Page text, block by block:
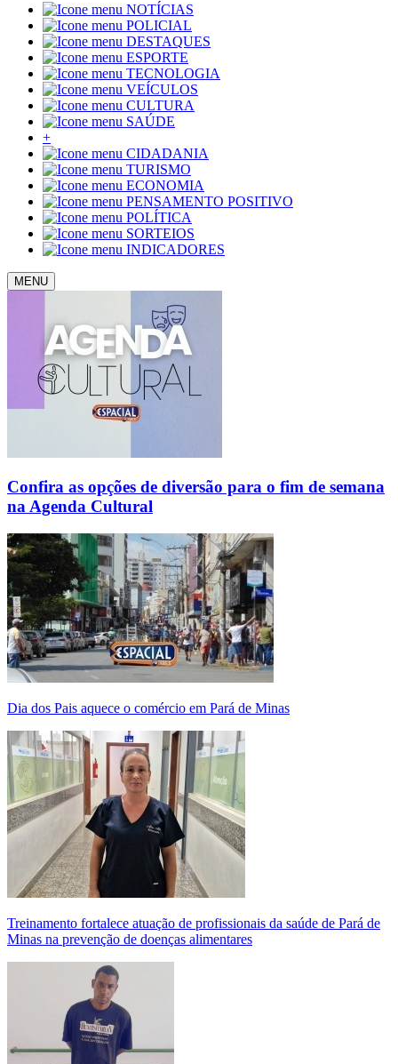
NOTÍCIAS
POLICIAL
DESTAQUES
ESPORTE
TECNOLOGIA
VEÍCULOS
CULTURA
SAÚDE
+
CIDADANIA
TURISMO
ECONOMIA
PENSAMENTO POSITIVO
POLÍTICA
SORTEIOS
INDICADORES
MENU
Confira as opções de diversão para o fim de semana
na Agenda Cultural
Dia dos Pais aquece o comércio em Pará de Minas
Treinamento fortalece atuação de profissionais da saúde de Pará de
Minas na prevenção de doenças alimentares